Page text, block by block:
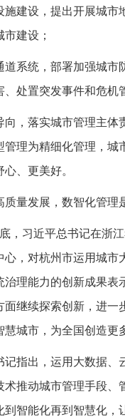
施建设，提出开展城市
建设；
道系统，部署加强城市
、处置突发事件和危
向，落实城市管理主体
管理为精细化管理，城
、更美好。
质量发展，数智化管理
，习近平总书记在浙
心，对杭州市运用城市
治理能力的创新成果表
面继续探索创新，进一
慧城市，为全国创造更
记指出，运用大数据、
术推动城市管理手段、
智能化再到智慧化，